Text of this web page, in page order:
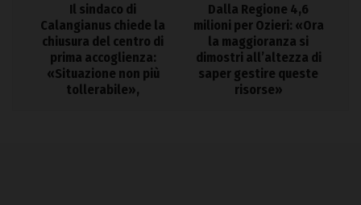
Il sindaco di
Calangianus chiede la
chiusura del centro di
prima accoglienza:
«Situazione non più
tollerabile»,
Dalla Regione 4,6
milioni per Ozieri: «Ora
la maggioranza si
dimostri all’altezza di
saper gestire queste
risorse»